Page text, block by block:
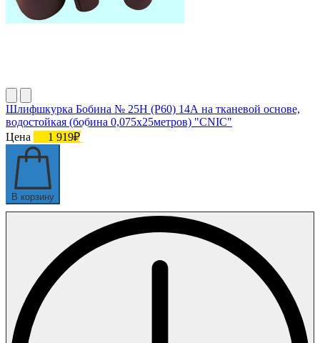
Шлифшкурка Бобина № 25Н (P60) 14А на тканевой основе,
водостойкая (бобина 0,075х25метров) "CNIC"
Цена
1 919₽
В корзину